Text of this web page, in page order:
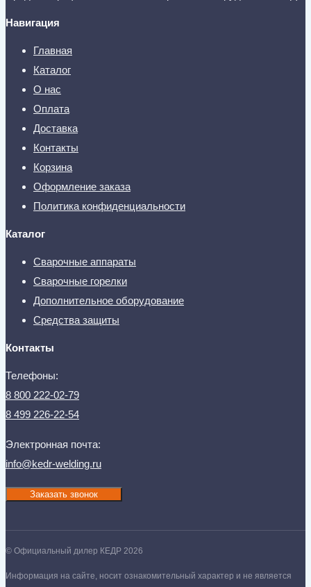
Навигация
Главная
Каталог
О нас
Оплата
Доставка
Контакты
Корзина
Оформление заказа
Политика конфиденциальности
Каталог
Сварочные аппараты
Сварочные горелки
Дополнительное оборудование
Средства защиты
Контакты
Телефоны:
8 800 222-02-79
8 499 226-22-54
Электронная почта:
info@kedr-welding.ru
Заказать звонок
© Официальный дилер КЕДР 2026
Информация на сайте, носит ознакомительный характер и не является